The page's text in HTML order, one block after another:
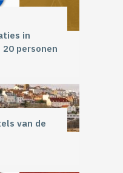
in
personen
van de